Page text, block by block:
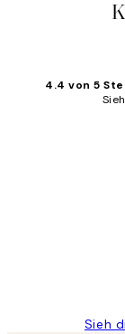
4.4 von 5
Sieh